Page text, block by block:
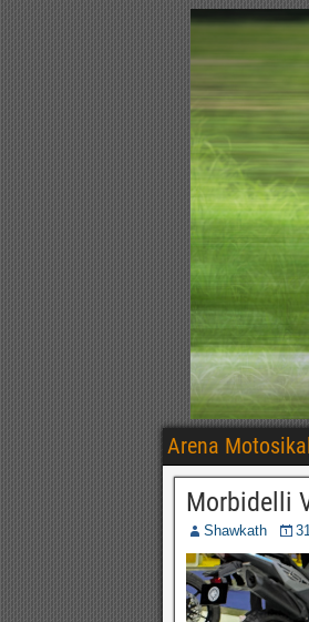
Arena
Morbidelli
Shawkath